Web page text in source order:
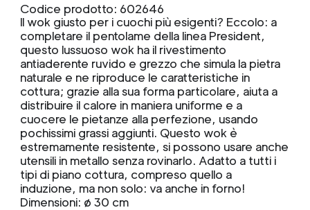
Codice prodotto: 602646
Il wok giusto per i cuochi più esigenti? Eccolo: a
completare il pentolame della linea President,
questo lussuoso wok ha il rivestimento
antiaderente ruvido e grezzo che simula la pietra
naturale e ne riproduce le caratteristiche in
cottura; grazie alla sua forma particolare, aiuta a
distribuire il calore in maniera uniforme e a
cuocere le pietanze alla perfezione, usando
pochissimi grassi aggiunti. Questo wok è
estremamente resistente, si possono usare anche
utensili in metallo senza rovinarlo. Adatto a tutti i
tipi di piano cottura, compreso quello a
induzione, ma non solo: va anche in forno!
Dimensioni: ø 30 cm